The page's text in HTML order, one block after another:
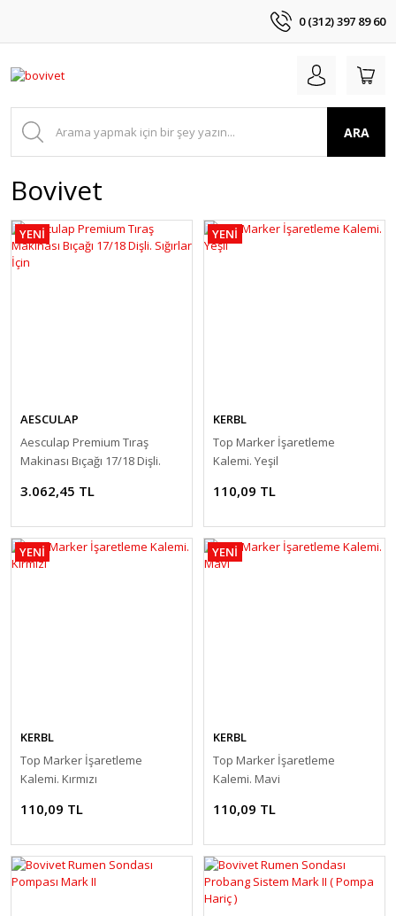
0 (312) 397 89 60
ARA
Bovivet
YENİ
AESCULAP
Aesculap Premium Tıraş
Makinası Bıçağı 17/18 Dişli.
3.062,45 TL
YENİ
KERBL
Top Marker İşaretleme
Kalemi. Yeşil
110,09 TL
YENİ
KERBL
Top Marker İşaretleme
Kalemi. Kırmızı
110,09 TL
YENİ
KERBL
Top Marker İşaretleme
Kalemi. Mavi
110,09 TL